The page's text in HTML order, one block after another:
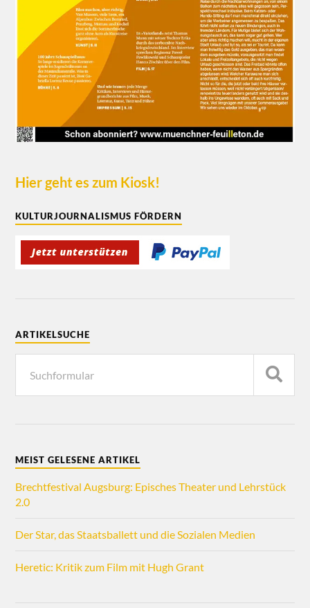
Hier geht es zum Kiosk!
KULTURJOURNALISMUS FÖRDERN
ARTIKELSUCHE
MEIST GELESENE ARTIKEL
Brechtfestival Augsburg: Episches Theater und Lehrstück
2.0
Der Star, das Staatsballett und die Sozialen Medien
Heretic: Kritik zum Film mit Hugh Grant